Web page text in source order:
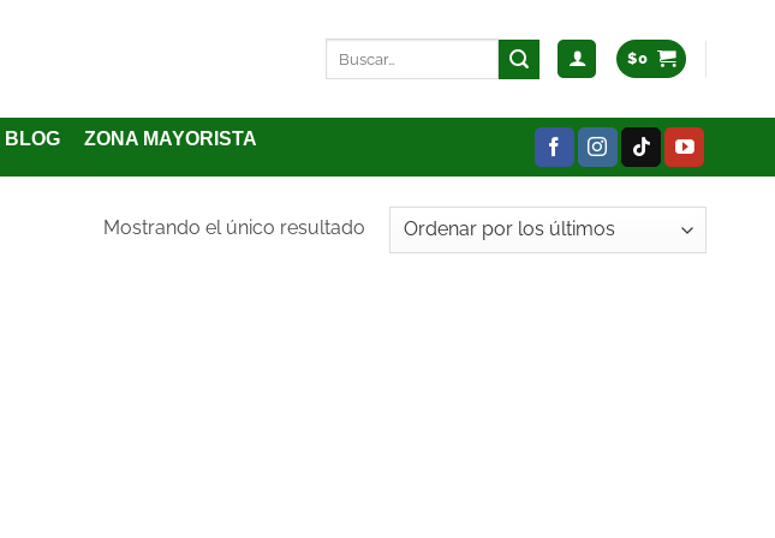
$0
BLOG ZONA MAYORISTA
Mostrando el único resultado